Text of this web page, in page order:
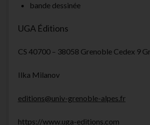
bande dessinée
UGA Éditions
CS 40700 – 38058 Grenoble Cedex 9
Ilka Milanov
editions@univ-grenoble-alpes.fr
https://www.uga-editions.com